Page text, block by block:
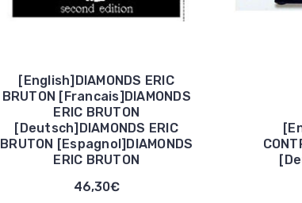
[English]DIAMONDS ERIC
BRUTON [Francais]DIAMONDS
ERIC BRUTON
[Deutsch]DIAMONDS ERIC
BRUTON [Espagnol]DIAMONDS
ERIC BRUTON
46,30€